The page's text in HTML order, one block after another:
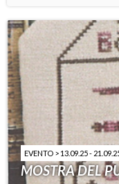
EVENTO > 13.09.25 -
MOSTRA DEL